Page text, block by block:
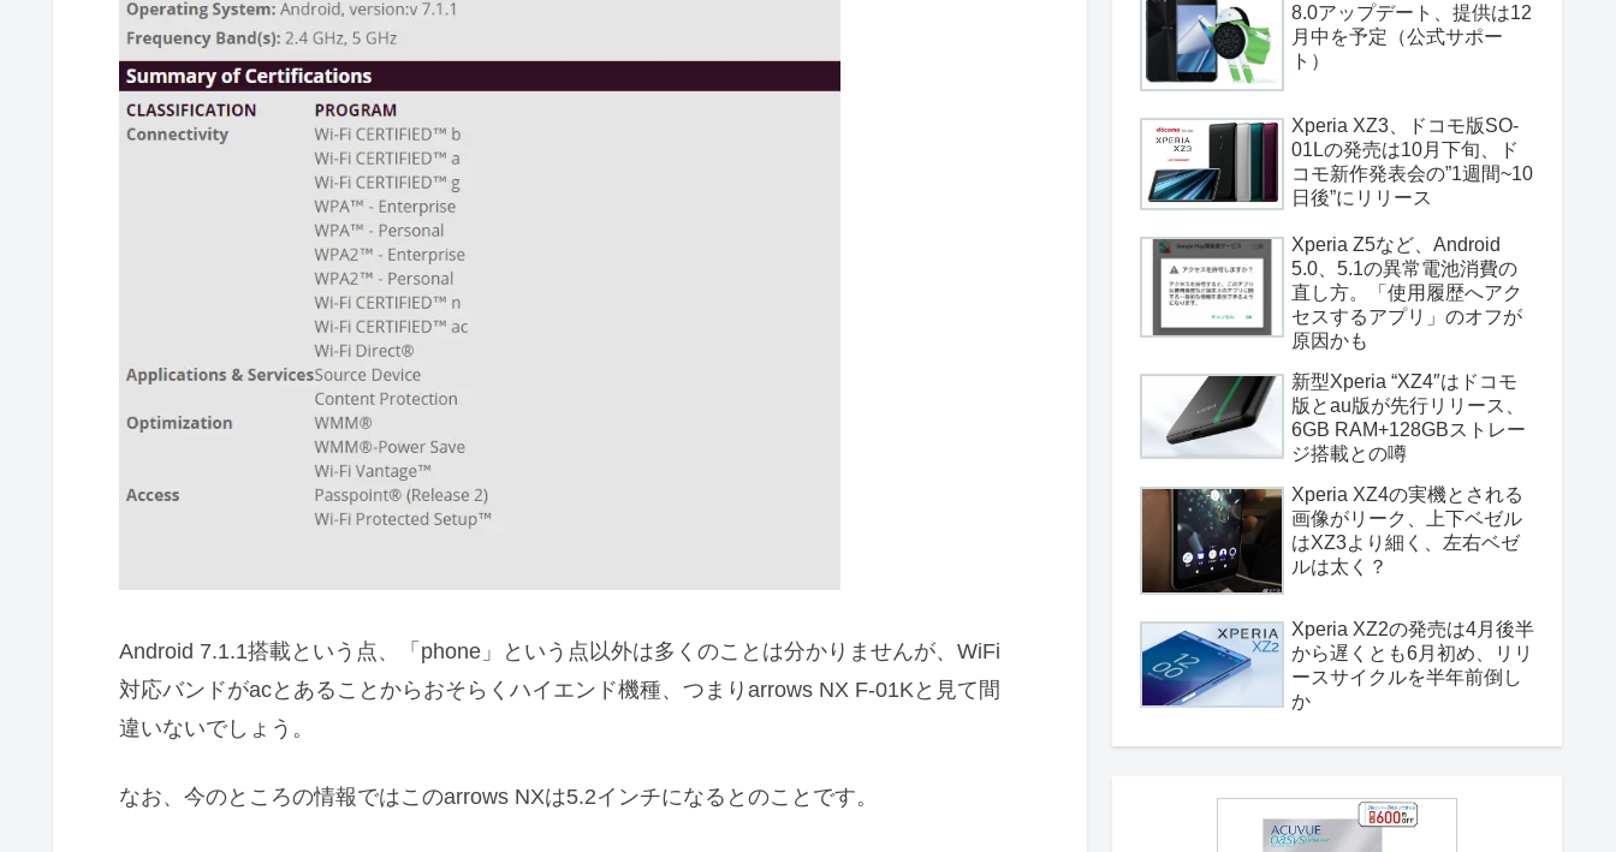
Android 7.1.1搭載という点、「phone」という点以外は多くのことは分かりませんが、WiFi
対応バンドがacとあることからおそらくハイエンド機種、つまりarrows NX F-01Kと見て間
違いないでしょう。
なお、今のところの情報ではこのarrows NXは5.2インチになるとのことです。
8.0アップデート、提供は12
月中を予定（公式サポー
ト）
Xperia XZ3、ドコモ版SO-
01Lの発売は10月下旬、ド
コモ新作発表会の”1週間~10
日後”にリリース
Xperia Z5など、Android
5.0、5.1の異常電池消費の
直し方。「使用履歴へアク
セスするアプリ」のオフが
原因かも
新型Xperia “XZ4″はドコモ
版とau版が先行リリース、
6GB RAM+128GBストレー
ジ搭載との噂
Xperia XZ4の実機とされる
画像がリーク、上下ベゼル
はXZ3より細く、左右ベゼ
ルは太く？
Xperia XZ2の発売は4月後半
から遅くとも6月初め、リリ
ースサイクルを半年前倒し
か